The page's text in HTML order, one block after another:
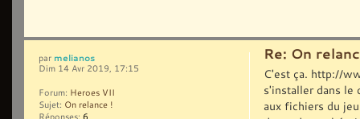
Re: On
C'est ça. http://
s'installer dans le
aux fichiers du
par melianos
Dim 14 Avr 2019, 17:15
Forum: Heroes VII
Sujet: On relance !
Réponses: 6